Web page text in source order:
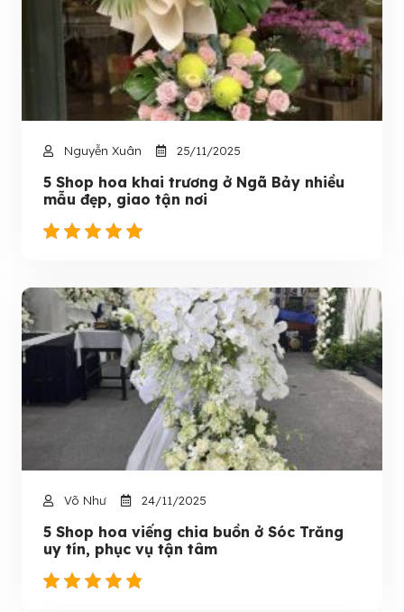
Nguyễn Xuân 25/11/2025
5 Shop hoa khai trương ở Ngã Bảy nhiều
mẫu đẹp, giao tận nơi
Võ Như 24/11/2025
5 Shop hoa viếng chia buồn ở Sóc Trăng
uy tín, phục vụ tận tâm